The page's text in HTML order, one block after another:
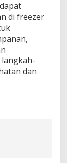
di freezer
langkah-
dan